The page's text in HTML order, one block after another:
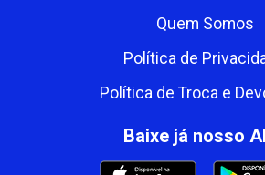
Quem Somos
Política de
Política de Troca e
Baixe já nosso